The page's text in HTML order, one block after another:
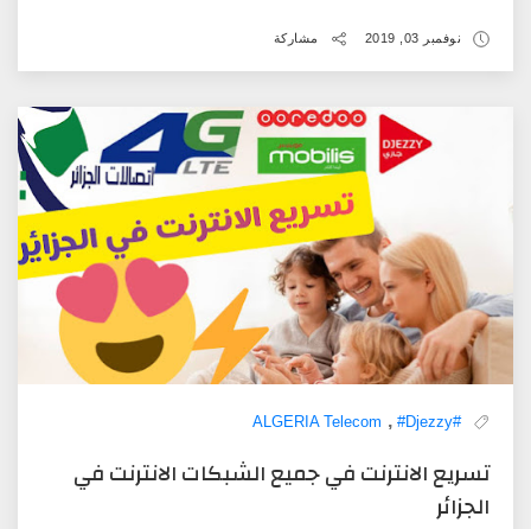
نوفمبر 03, 2019 مشاركة
#ALGERIA Telecom
, #Djezzy
تسريع الانترنت في جميع الشبكات الانترنت في
الجزائر